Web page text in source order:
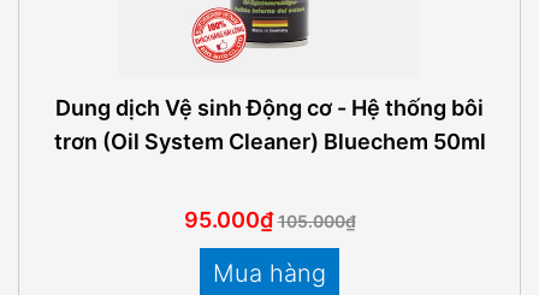
Dung dịch Vệ sinh Động cơ - Hệ thống bôi
trơn (Oil System Cleaner) Bluechem 50ml
95.000₫ 105.000₫
Mua hàng